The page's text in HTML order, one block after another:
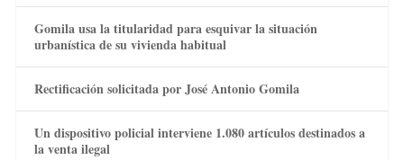
Gomila usa la titularidad para esquivar la situación
urbanística de su vivienda habitual
Rectificación solicitada por José Antonio Gomila
Un dispositivo policial interviene 1.080 artículos destinados a
la venta ilegal